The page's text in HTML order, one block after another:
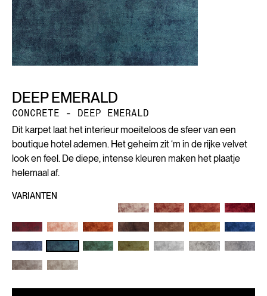
DEEP EMERALD
CONCRETE - DEEP EMERALD
Dit karpet laat het interieur moeiteloos de sfeer van een
boutique hotel ademen. Het geheim zit ‘m in de rijke velvet
look en feel. De diepe, intense kleuren maken het plaatje
helemaal af.
VARIANTEN